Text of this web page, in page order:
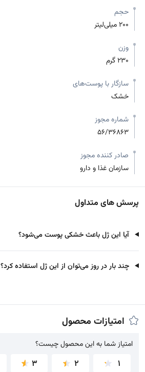
حجم
200 میلی‌لیتر
وزن
230 گرم
سازگار با پوست‌های
خشک
شماره مجوز
56/36863
صادر کننده مجوز
سازمان غذا و دارو
پرسش های متداول
آیا این ژل باعث خشکی پوست می‌شود؟
چند بار در روز می‌توان از این ژل استفاده کرد؟
امتیازات محصول
امتیاز شما به این محصول چیست؟
امتیاز شما به این محصول چیست؟
1
2
3